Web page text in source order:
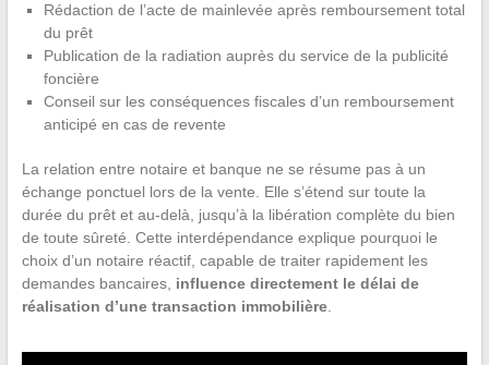
Rédaction de l’acte de mainlevée après remboursement total
du prêt
Publication de la radiation auprès du service de la publicité
foncière
Conseil sur les conséquences fiscales d’un remboursement
anticipé en cas de revente
La relation entre notaire et banque ne se résume pas à un
échange ponctuel lors de la vente. Elle s’étend sur toute la
durée du prêt et au-delà, jusqu’à la libération complète du bien
de toute sûreté. Cette interdépendance explique pourquoi le
choix d’un notaire réactif, capable de traiter rapidement les
demandes bancaires, influence directement le délai de
réalisation d’une transaction immobilière.